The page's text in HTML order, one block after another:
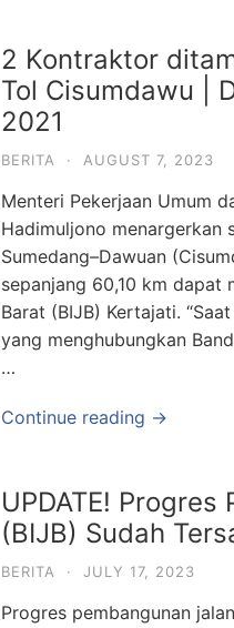
2 Kontraktor
Tol Cisumdawu |
2021
BERITA · AUGUST 7, 2023
Menteri Pekerjaan Umum
Hadimuljono menargerkan
Sumedang–Dawuan
sepanjang 60,10 km dapat
Barat (BIJB) Kertajati.
yang menghubungkan
…
Continue reading →
UPDATE!
(BIJB) Sudah
BERITA · JULY 17, 2023
Progres pembangunan